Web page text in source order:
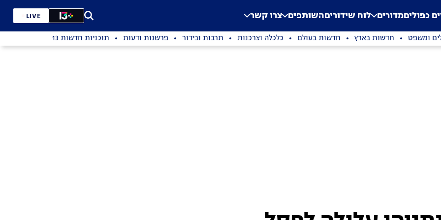
Application error: a
. כפוליםמדורים לוח שידוריםהשותפים צרו קשר LIVE
ומשפט חדשות בארץ חדשות בעולם כלכלה וצרכנות תרבות ובידור פרשנות ודעות תוכניות חדשות 13